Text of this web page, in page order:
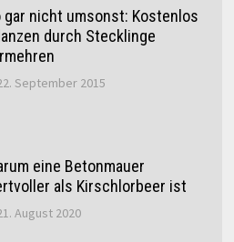
gar nicht umsonst: Kostenlos
durch Stecklinge
September 2015
eine Betonmauer
als Kirschlorbeer ist
August 2020